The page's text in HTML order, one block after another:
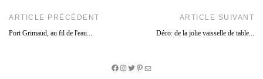
ARTICLE PRÉCÉDENT
Port Grimaud, au fil de l'eau...
ARTICLE SUIVANT
Déco: de la jolie vaisselle de table...
Facebook
Instagram
Twitter
Pinterest
E-